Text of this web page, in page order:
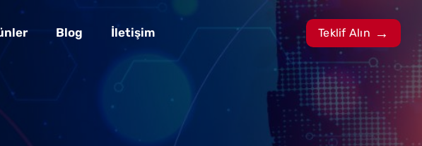
Blog İletişim Teklif Alın